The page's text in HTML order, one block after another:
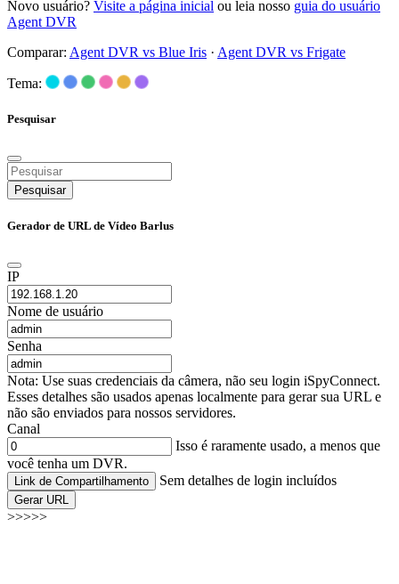
Novo usuário? Visite a página inicial ou leia nosso guia do usuário
Agent DVR
Comparar: Agent DVR vs Blue Iris · Agent DVR vs Frigate
Tema:
Pesquisar
Pesquisar
Gerador de URL de Vídeo Barlus
IP
Nome de usuário
Senha
Nota: Use suas credenciais da câmera, não seu login iSpyConnect.
Esses detalhes são usados apenas localmente para gerar sua URL e
não são enviados para nossos servidores.
Canal
Isso é raramente usado, a menos que
você tenha um DVR.
Link de Compartilhamento Sem detalhes de login incluídos
Gerar URL
>>>>>